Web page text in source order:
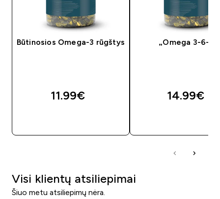
Būtinosios Omega-3 rūgštys
11.99€‎
„Omega 3-6-9“
14.99€‎
Visi klientų atsiliepimai
Šiuo metu atsiliepimų nėra.